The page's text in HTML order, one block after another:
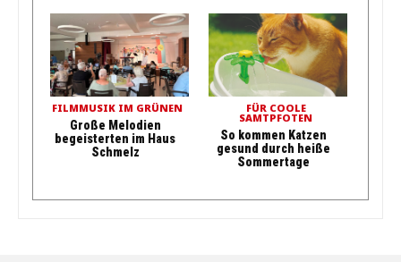
FILMMUSIK IM GRÜNEN
Große Melodien
begeisterten im Haus
Schmelz
FÜR COOLE
SAMTPFOTEN
So kommen Katzen
gesund durch heiße
Sommertage